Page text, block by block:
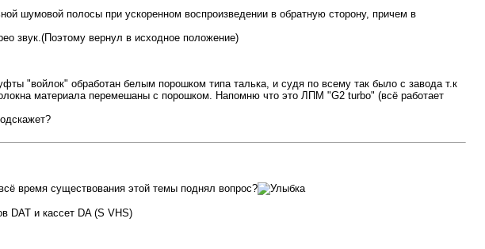
шумовой полосы при ускоренном воспроизведении в обратную сторону, причем в
звук.(Поэтому вернул в исходное положение)
"войлок" обработан белым порошком типа талька, и судя по всему так было с завода т.к
материала перемешаны с порошком. Напомню что это ЛПМ "G2 turbo" (всё работает
время существования этой темы поднял вопрос?
DAT и кассет DA (S VHS)